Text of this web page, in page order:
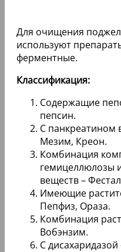
Для очищения
используют
ферментные.
Классификация:
Содержащие
пепсин.
С панкреатином
Мезим, Креон.
Комбинация
гемицеллюлозы
веществ –
Имеющие
Пепфиз, Ораза.
Комбинация
Вобэнзим.
С дисахаридазой